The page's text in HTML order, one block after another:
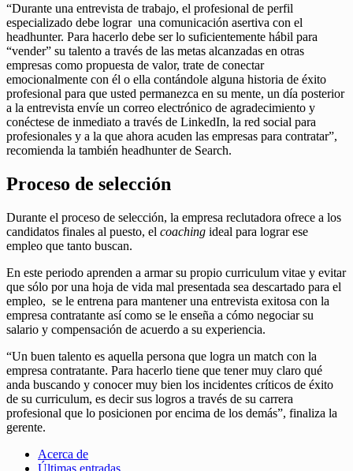
“Durante una entrevista de trabajo, el profesional de perfil
especializado debe lograr una comunicación asertiva con el
headhunter. Para hacerlo debe ser lo suficientemente hábil para
“vender” su talento a través de las metas alcanzadas en otras
empresas como propuesta de valor, trate de conectar
emocionalmente con él o ella contándole alguna historia de éxito
profesional para que usted permanezca en su mente, un día posterior
a la entrevista envíe un correo electrónico de agradecimiento y
conéctese de inmediato a través de LinkedIn, la red social para
profesionales y a la que ahora acuden las empresas para contratar”,
recomienda la también headhunter de Search.
Proceso de selección
Durante el proceso de selección, la empresa reclutadora ofrece a los
candidatos finales al puesto, el coaching ideal para lograr ese
empleo que tanto buscan.
En este periodo aprenden a armar su propio curriculum vitae y evitar
que sólo por una hoja de vida mal presentada sea descartado para el
empleo, se le entrena para mantener una entrevista exitosa con la
empresa contratante así como se le enseña a cómo negociar su
salario y compensación de acuerdo a su experiencia.
“Un buen talento es aquella persona que logra un match con la
empresa contratante. Para hacerlo tiene que tener muy claro qué
anda buscando y conocer muy bien los incidentes críticos de éxito
de su curriculum, es decir sus logros a través de su carrera
profesional que lo posicionen por encima de los demás”, finaliza la
gerente.
Acerca de
Últimas entradas